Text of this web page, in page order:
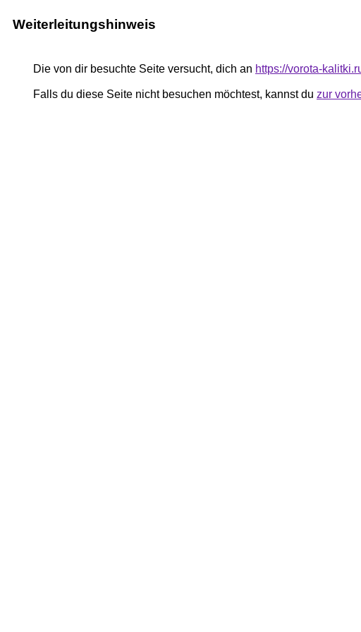
Weiterleitungshinweis
Die von dir besuchte Seite versucht, dich an https://vorota-
Falls du diese Seite nicht besuchen möchtest, kannst du zur